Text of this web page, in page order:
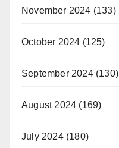
November 2024 (133)
October 2024 (125)
September 2024(130)
August 2024 (169)
July 2024(180)